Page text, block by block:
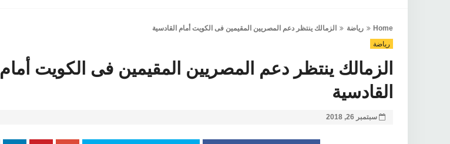
Home رياضة
الزمالك ينتظر دعم المصريين المقيمين فى الكويت أمام القادسية
رياضة
الزمالك ينتظر دعم المصريين المقيمين فى الكويت أمام
القادسية
سبتمبر 26, 2018